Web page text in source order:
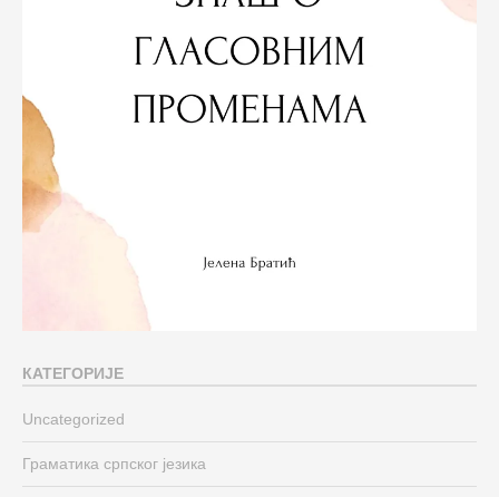
КАТЕГОРИЈЕ
Uncategorized
Граматика српског језика